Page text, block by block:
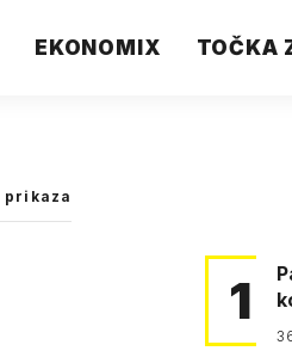
EKONOMIX TOČKA
prikaza
1